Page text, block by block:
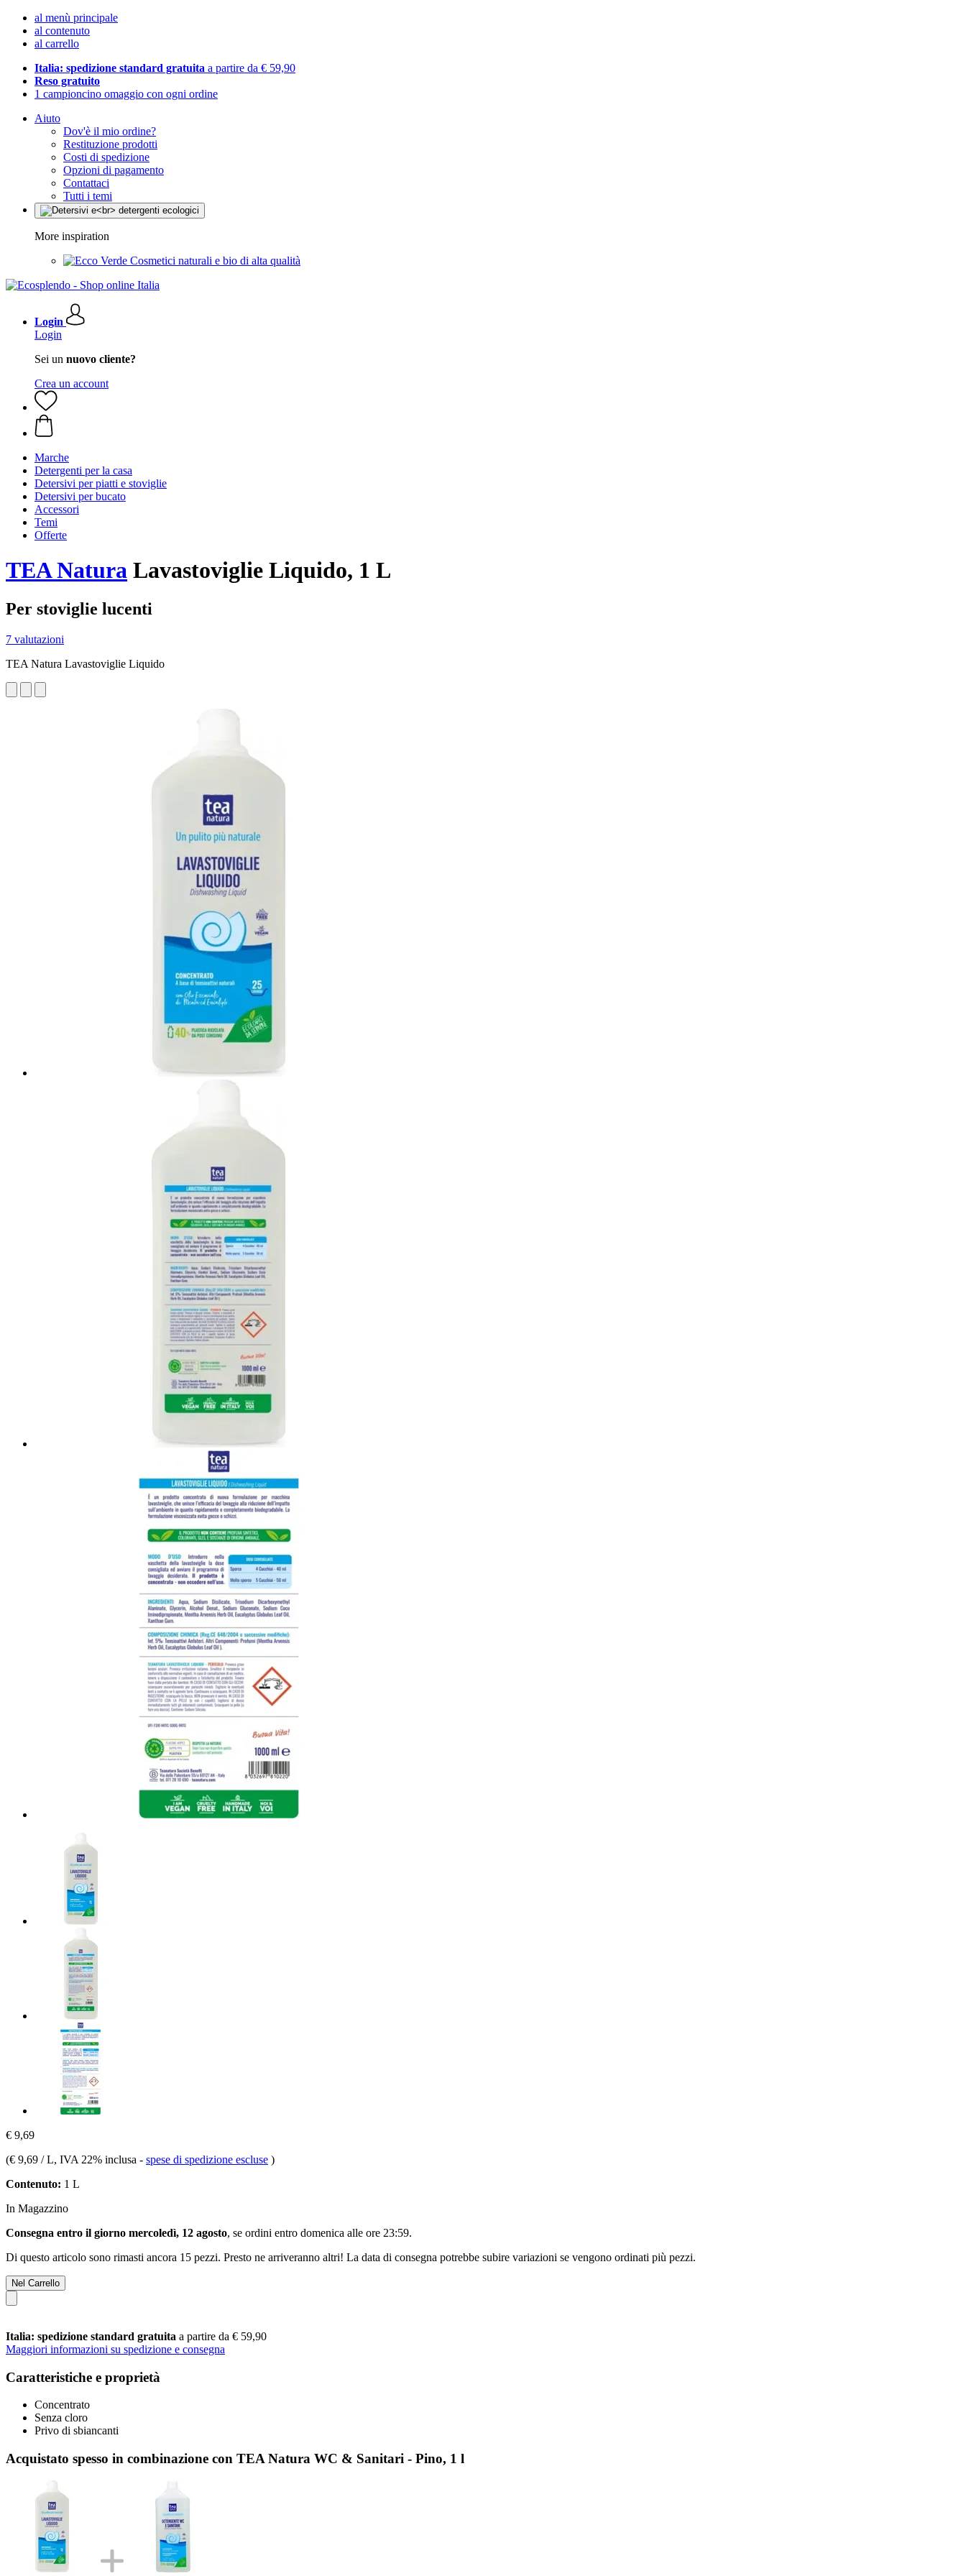
al menù principale
al contenuto
al carrello
Italia: spedizione standard gratuita a partire da € 59,90
Reso gratuito
1 campioncino omaggio con ogni ordine
Aiuto
Dov'è il mio ordine?
Restituzione prodotti
Costi di spedizione
Opzioni di pagamento
Contattaci
Tutti i temi
More inspiration
Cosmetici naturali e bio di alta qualità
Login
Login
Sei un nuovo cliente?
Crea un account
Marche
Detergenti per la casa
Detersivi per piatti e stoviglie
Detersivi per bucato
Accessori
Temi
Offerte
TEA Natura Lavastoviglie Liquido, 1 L
Per stoviglie lucenti
7 valutazioni
TEA Natura Lavastoviglie Liquido
€ 9,69
(€ 9,69 / L, IVA 22% inclusa - spese di spedizione escluse )
Contenuto: 1 L
In Magazzino
Consegna entro il giorno mercoledì, 12 agosto, se ordini entro domenica alle ore 23:59.
Di questo articolo sono rimasti ancora 15 pezzi. Presto ne arriveranno altri! La data di consegna potrebbe subire variazioni se vengono ordinati più pezzi.
Nel Carrello
Italia: spedizione standard gratuita a partire da € 59,90
Maggiori informazioni su spedizione e consegna
Caratteristiche e proprietà
Concentrato
Senza cloro
Privo di sbiancanti
Acquistato spesso in combinazione con TEA Natura WC & Sanitari - Pino, 1 l